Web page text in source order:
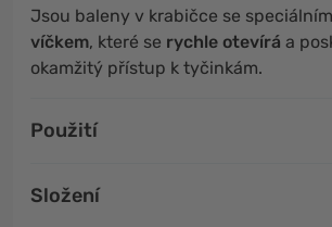
Jsou baleny v krabičce se speciálním
víčkem, které se rychle otevírá a
okamžitý přístup k tyčinkám.
Použití
Složení